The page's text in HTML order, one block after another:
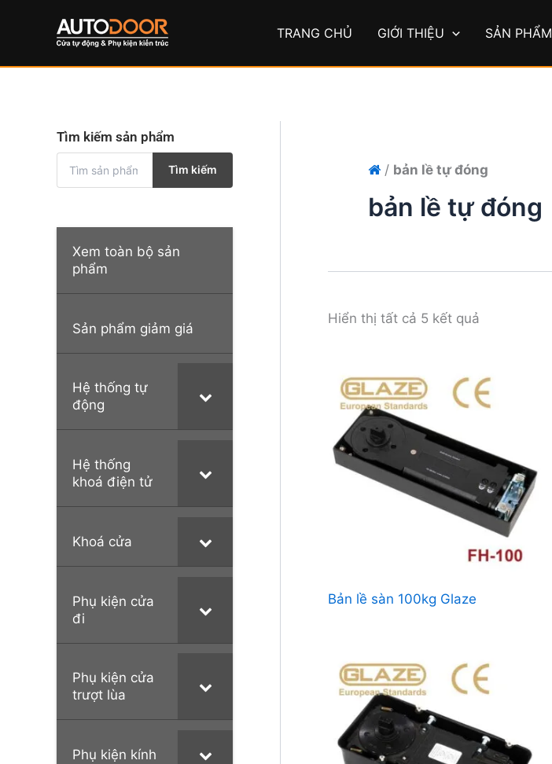
TRANG CHỦ GIỚI THIỆU SẢN PHẨM
Tìm kiếm sản phẩm
m
Tìm kiếm
Xem toàn bộ sản
phẩm
Sản phẩm giảm giá
Hệ thống tự
động
Hệ thống
khoá điện tử
Khoá cửa
Phụ kiện cửa
đi
Phụ kiện cửa
trượt lùa
Phụ kiện kính
/ bản lề tự đóng
bản lề tự đóng
Hiển thị tất cả 5 kết quả
Bản lề sàn 100kg Glaze